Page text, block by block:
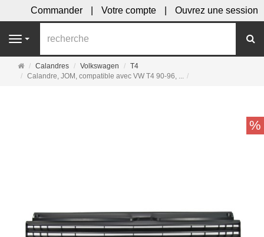
Commander Votre compte Ouvrez une session
Navigation
Page
d'accueil
Calandres Volkswagen
T4
Calandre, JOM, compatible avec VW T4 90-96, ...
%